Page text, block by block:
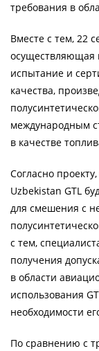
требования в
Вместе с тем, 22
осуществляющая
испытание и
качества,
международным
в качестве
Согласно
Uzbekistan GTL
для смешения с
с тем,
получения
в области
использования
необходимости
По сравнению с